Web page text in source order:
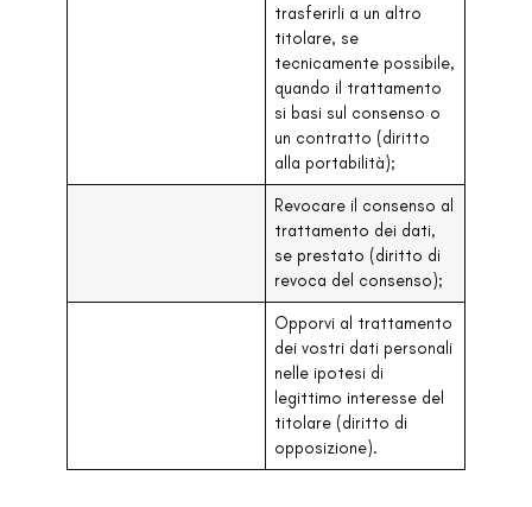
trasferirli a un altro
titolare, se
tecnicamente possibile,
quando il trattamento
si basi sul consenso o
un contratto (diritto
alla portabilità);
Revocare il consenso al
trattamento dei dati,
se prestato (diritto di
revoca del consenso);
Opporvi al trattamento
dei vostri dati personali
nelle ipotesi di
legittimo interesse del
titolare (diritto di
opposizione).